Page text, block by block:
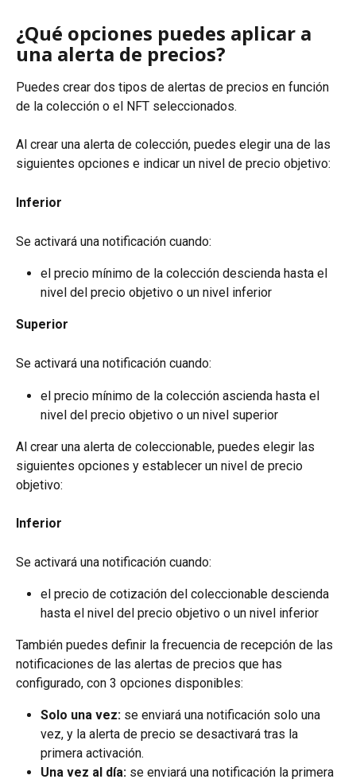
¿Qué opciones puedes aplicar a
una alerta de precios?
Puedes crear dos tipos de alertas de precios en función
de la colección o el NFT seleccionados.
Al crear una alerta de colección, puedes elegir una de las
siguientes opciones e indicar un nivel de precio objetivo:
Inferior
Se activará una notificación cuando:
el precio mínimo de la colección descienda hasta el
nivel del precio objetivo o un nivel inferior
Superior
Se activará una notificación cuando:
el precio mínimo de la colección ascienda hasta el
nivel del precio objetivo o un nivel superior
Al crear una alerta de coleccionable, puedes elegir las
siguientes opciones y establecer un nivel de precio
objetivo:
Inferior
Se activará una notificación cuando:
el precio de cotización del coleccionable descienda
hasta el nivel del precio objetivo o un nivel inferior
También puedes definir la frecuencia de recepción de las
notificaciones de las alertas de precios que has
configurado, con 3 opciones disponibles:
Solo una vez: se enviará una notificación solo una
vez, y la alerta de precio se desactivará tras la
primera activación.
Una vez al día: se enviará una notificación la primera